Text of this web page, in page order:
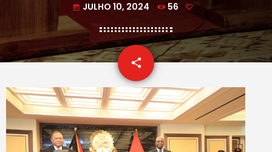
today JULHO 10, 2024 56
share
email